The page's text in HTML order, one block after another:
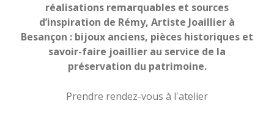
réalisations remarquables et sources
d’inspiration de Rémy, Artiste Joaillier à
Besançon : bijoux anciens, pièces historiques et
savoir-faire joaillier au service de la
préservation du patrimoine.
Prendre rendez-vous à l'atelier